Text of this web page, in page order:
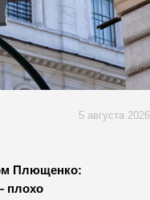
5 августа 2026
Плющенко:
плохо